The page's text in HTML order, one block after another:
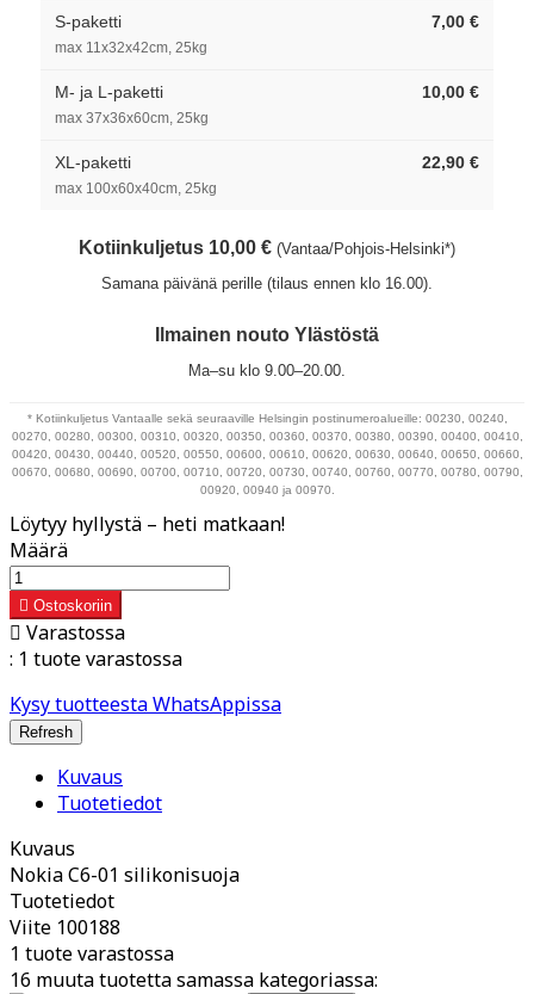
S-paketti
max 11x32x42cm, 25kg
7,00 €
M- ja L-paketti
max 37x36x60cm, 25kg
10,00 €
XL-paketti
max 100x60x40cm, 25kg
22,90 €
Kotiinkuljetus 10,00 € (Vantaa/Pohjois-Helsinki*)
Samana päivänä perille (tilaus ennen klo 16.00).
Ilmainen nouto Ylästöstä
Ma–su klo 9.00–20.00.
* Kotiinkuljetus Vantaalle sekä seuraaville Helsingin postinumeroalueille: 00230, 00240,
00270, 00280, 00300, 00310, 00320, 00350, 00360, 00370, 00380, 00390, 00400, 00410,
00420, 00430, 00440, 00520, 00550, 00600, 00610, 00620, 00630, 00640, 00650, 00660,
00670, 00680, 00690, 00700, 00710, 00720, 00730, 00740, 00760, 00770, 00780, 00790,
00920, 00940 ja 00970.
Löytyy hyllystä – heti matkaan!
Määrä
 Ostoskoriin
 Varastossa
: 1 tuote varastossa
Kysy tuotteesta WhatsAppissa
Kuvaus
Tuotetiedot
Kuvaus
Nokia C6-01 silikonisuoja
Tuotetiedot
Viite 100188
1 tuote varastossa
16 muuta tuotetta samassa kategoriassa: